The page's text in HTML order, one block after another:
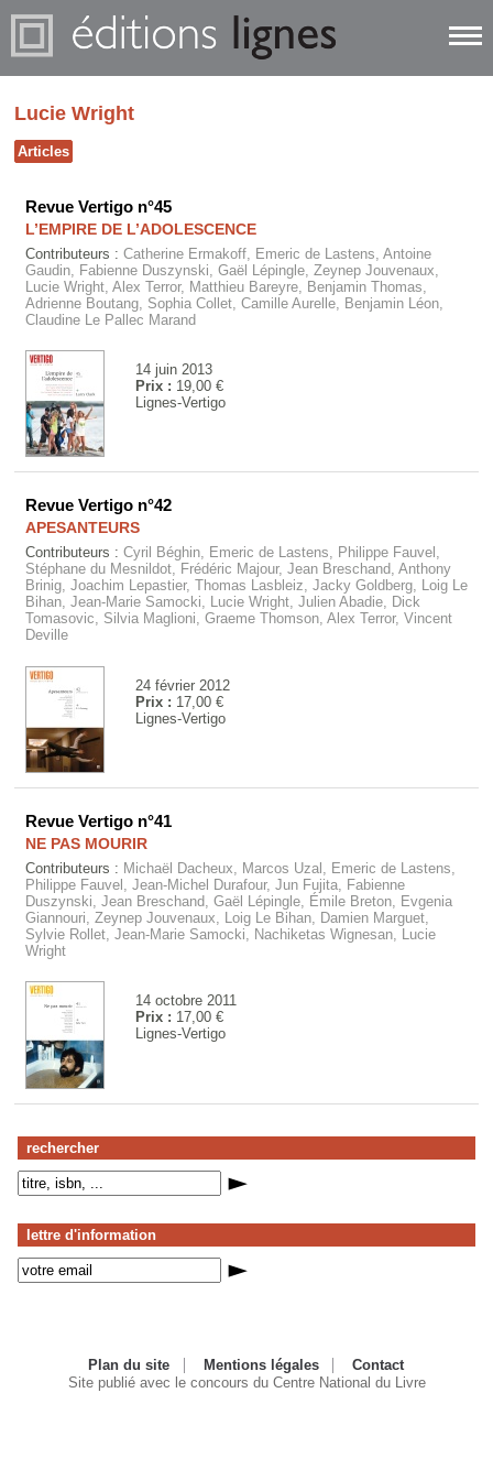
rechercher
lettre d'information
Lucie Wright
Articles
14 juin 2013
Prix : 19,00 €
Lignes-Vertigo
Revue Vertigo n°45
L’EMPIRE DE L’ADOLESCENCE
Contributeurs : Catherine Ermakoff, Emeric de Lastens, Antoine
Gaudin, Fabienne Duszynski, Gaël Lépingle, Zeynep Jouvenaux,
Lucie Wright, Alex Terror, Matthieu Bareyre, Benjamin Thomas,
Adrienne Boutang, Sophia Collet, Camille Aurelle, Benjamin Léon,
Claudine Le Pallec Marand
24 février 2012
Prix : 17,00 €
Lignes-Vertigo
Revue Vertigo n°42
APESANTEURS
Contributeurs : Cyril Béghin, Emeric de Lastens, Philippe Fauvel,
Stéphane du Mesnildot, Frédéric Majour, Jean Breschand, Anthony
Brinig, Joachim Lepastier, Thomas Lasbleiz, Jacky Goldberg, Loig Le
Bihan, Jean-Marie Samocki, Lucie Wright, Julien Abadie, Dick
Tomasovic, Silvia Maglioni, Graeme Thomson, Alex Terror, Vincent
Deville
14 octobre 2011
Prix : 17,00 €
Lignes-Vertigo
Revue Vertigo n°41
NE PAS MOURIR
Contributeurs : Michaël Dacheux, Marcos Uzal, Emeric de Lastens,
Philippe Fauvel, Jean-Michel Durafour, Jun Fujita, Fabienne
Duszynski, Jean Breschand, Gaël Lépingle, Émile Breton, Evgenia
Giannouri, Zeynep Jouvenaux, Loig Le Bihan, Damien Marguet,
Sylvie Rollet, Jean-Marie Samocki, Nachiketas Wignesan, Lucie
Wright
Plan du site Mentions légales
Contact
Site publié avec le concours du Centre National du Livre